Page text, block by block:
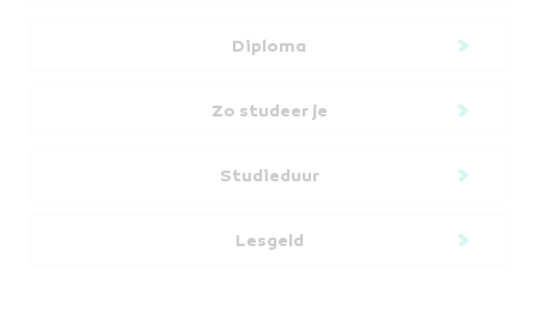
Diploma
Zo studeer je
Studieduur
Lesgeld